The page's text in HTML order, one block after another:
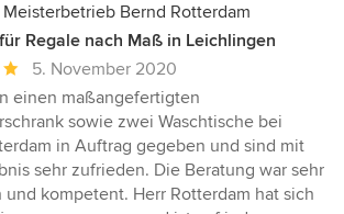
Bernd Rotterdam
Regale nach Maß in Leichlingen
5. November 2020
einen maßangefertigten
sowie zwei Waschtische bei
in Auftrag gegeben und sind mit
sehr zufrieden. Die Beratung war sehr
kompetent. Herr Rotterdam hat sich